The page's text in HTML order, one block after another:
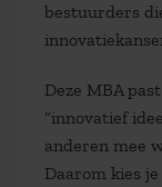
bestuurders
Deze MBA
“innovatief
anderen mee
Daarom kies